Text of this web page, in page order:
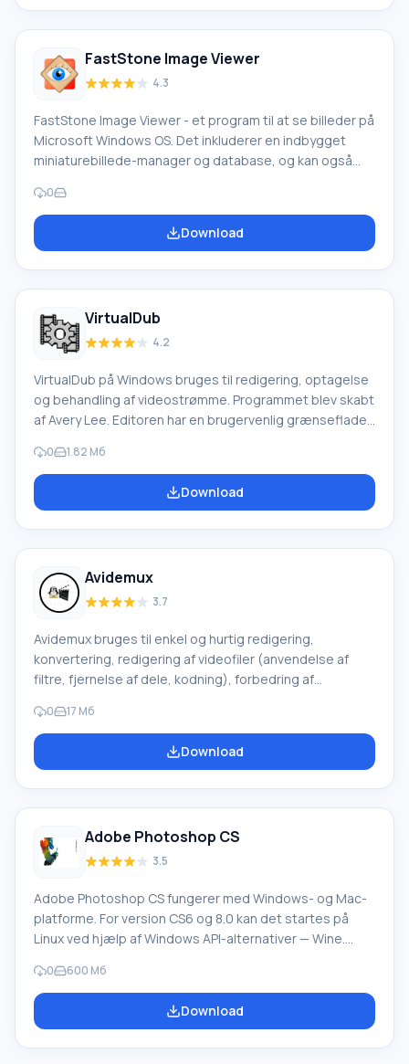
FastStone Image Viewer
4.3
FastStone Image Viewer - et program til at se billeder på
Microsoft Windows OS. Det inkluderer en indbygget
miniaturebillede-manager og database, og kan også
er Fast Stone Image Viewer gratis. Til kommercielle
formål kræves køb af licens. Hovedfunktionaliteten
omfatter visning, styring, sammenligning af billeder;
0
Download
VirtualDub
4.2
VirtualDub på Windows bruges til redigering, optagelse
og behandling af videostrømme. Programmet blev skabt
af Avery Lee. Editoren har en brugervenlig grænseflade
sikrer højkvalitets remastering af de nødvendige data.
En væsentlig fordel ved programmet er at udføre
mange muligheder uden rekompression. Værktøjet kan
0 1.82 Mб
Download
Avidemux
3.7
Avidemux bruges til enkel og hurtig redigering,
konvertering, redigering af videofiler (anvendelse af
filtre, fjernelse af dele, kodning), forbedring af
begyndere og avancerede brugere. Det indeholder et
multifunktionelt sæt værktøjer til videobehandling, har
ingen reklamer, er platformsuafhængigt, konkurrerer let
0 17 Mб
Download
Adobe Photoshop CS
3.5
Adobe Photoshop CS fungerer med Windows- og Mac-
platforme. For version CS6 og 8.0 kan det startes på
Linux ved hjælp af Windows API-alternativer — Wine.
kreativt arbejde. Det er en af de mest populære
grafiske editorer. Den udbredte brug af programmet
skyldes de mange fordele, det tilbyder. Gratis download
0 600 Мб
Download